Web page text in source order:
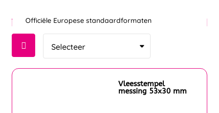
Officiële Europese standaardformaten
Vleesstempel
messing 53x30 mm